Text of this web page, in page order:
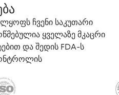
ჩვენი საკუთარი
ყველაზე მკაცრი
და შედის FDA-ს